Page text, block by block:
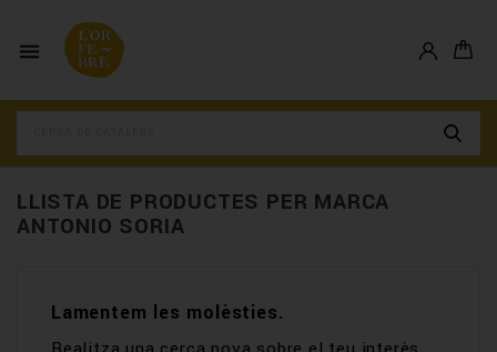

LLISTA DE PRODUCTES PER MARCA
ANTONIO SORIA
Lamentem les molèsties.